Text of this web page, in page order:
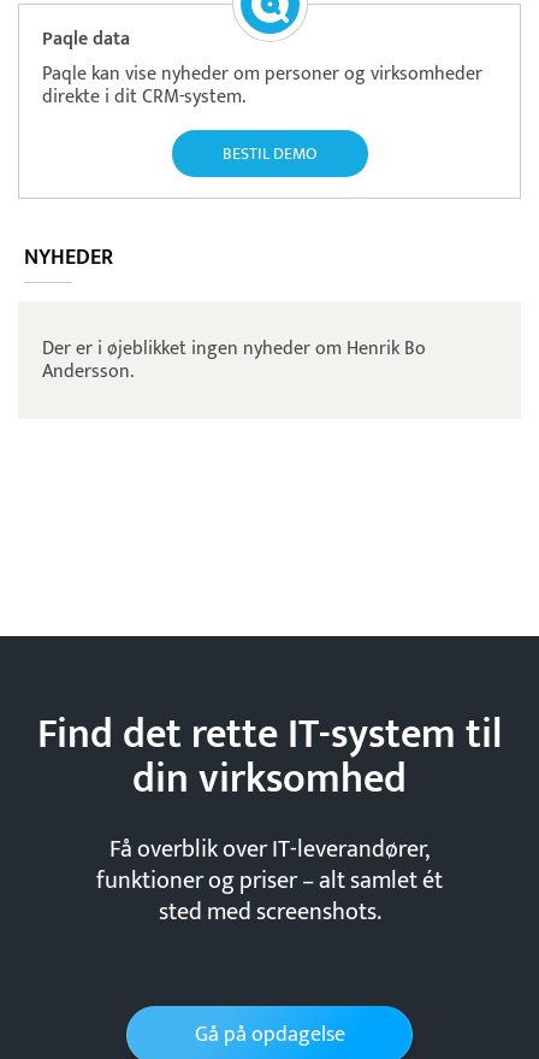
Paqle data
Paqle kan vise nyheder om personer og virksomheder
direkte i dit CRM-system.
BESTIL DEMO
NYHEDER
Der er i øjeblikket ingen nyheder om Henrik Bo
Andersson.
Find det rette IT-system til
dinvirksomhed
Få overblik over IT-leverandører,
funktioner og priser – alt samlet ét
sted med screenshots.
Gå på opdagelse